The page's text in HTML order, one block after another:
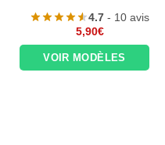
4.7 - 10 avis
5,90€
VOIR MODÈLES